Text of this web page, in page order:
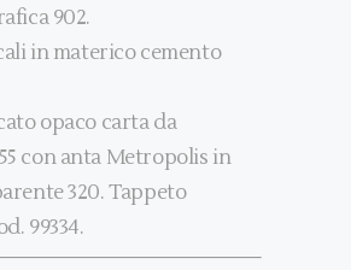
902.
in materico cemento
opaco carta da
con anta Metropolis in
320. Tappeto
99334.